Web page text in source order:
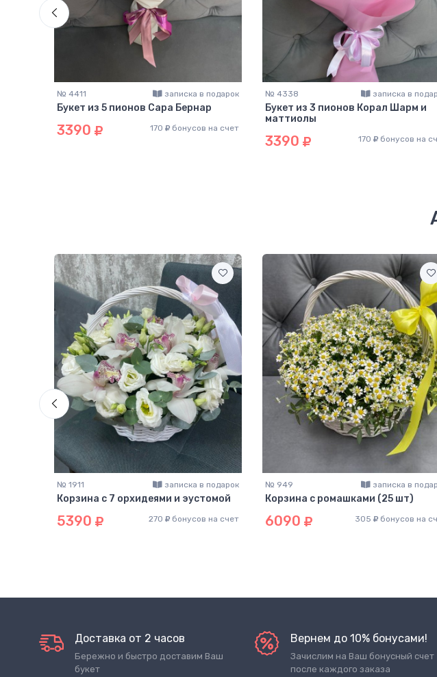
№ 4411 записка в подарок
Букет из 5 пионов Сара Бернар
3390 170 бонусов на счет
№ 4338 записка в
Букет из 3 пионов Корал Шарм и
маттиолы
3390 170 бонусов на
№ 1911 записка в подарок
Корзина с 7 орхидеями и эустомой
5390 270 бонусов на счет
№ 949 записка в
Корзина с ромашками (25 шт)
6090 305 бонусов на
Доставка от 2 часов
Бережно и быстро доставим Ваш
букет
Вернем до 10% бонусами!
Зачислим на Ваш бонусный счет
после каждого заказа